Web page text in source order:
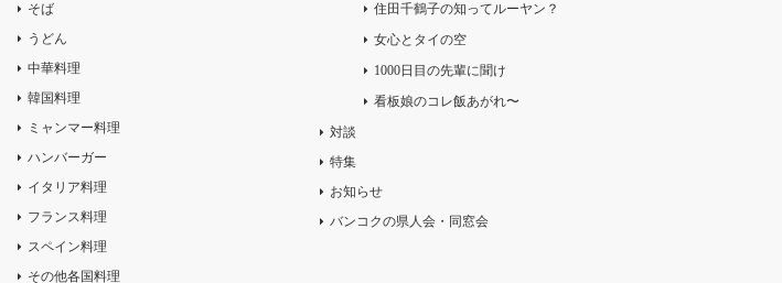
そば
うどん
中華料理
韓国料理
ミャンマー料理
ハンバーガー
イタリア料理
フランス料理
スペイン料理
その他各国料理
住田千鶴子の知ってルーヤン？
女心とタイの空
1000日目の先輩に聞け
看板娘のコレ飯あがれ〜
対談
特集
お知らせ
バンコクの県人会・同窓会